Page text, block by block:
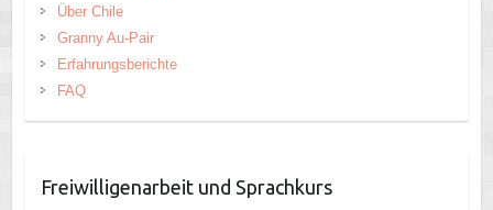
Über Chile
Granny Au-Pair
Erfahrungsberichte
FAQ
Freiwilligenarbeit und Sprachkurs